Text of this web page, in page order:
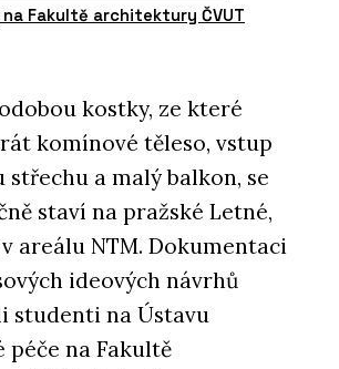
na Fakultě architektury ČVUT
kostky, ze které
komínové těleso, vstup
střechu a malý balkon, se
staví na pražské Letné,
areálu NTM. Dokumentaci
ideových návrhů
studenti na Ústavu
péče na Fakultě